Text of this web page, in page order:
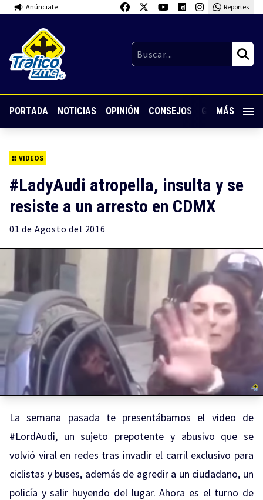
Anúnciate Reportes
PORTADA NOTICIAS OPINIÓN CONSEJOS GUARDIA
MÁS
VIDEOS
#LadyAudi atropella, insulta y se
resiste a un arresto en CDMX
01 de Agosto del 2016
La semana pasada te presentábamos el video de
#LordAudi, un sujeto prepotente y abusivo que se
volvió viral en redes tras invadir el carril exclusivo para
ciclistas y buses, además de agredir a un ciudadano, un
policía y salir huyendo del lugar. Ahora es el turno de